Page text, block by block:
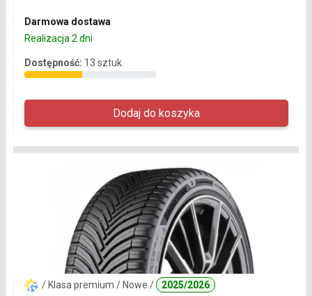
Darmowa dostawa
Realizacja 2 dni
Dostępność: 13 sztuk
/ Klasa premium / Nowe / 2025/2026